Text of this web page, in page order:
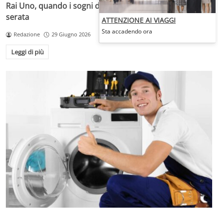
Rai Uno, quando i sogni diventano desideri da prima
serata
Redazione 29 Giugno 2026
Leggi di più
ATTENZIONE AI VIAGGI
Sta accadendo ora